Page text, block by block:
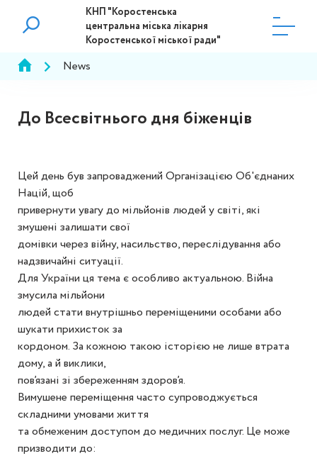
КНП "Коростенська
центральна міська лікарня
Коростенської міської ради"
News
До Всесвітнього дня біженців
Цей день був запроваджений Організацією Об'єднаних
Націй, щоб
привернути увагу до мільйонів людей у світі, які
змушені залишати свої
домівки через війну, насильство, переслідування або
надзвичайні ситуації.
Для України ця тема є особливо актуальною. Війна
змусила мільйони
людей стати внутрішньо переміщеними особами або
шукати прихисток за
кордоном. За кожною такою історією не лише втрата
дому, а й виклики,
пов’язані зі збереженням здоров’я.
Вимушене переміщення часто супроводжується
складними умовами життя
та обмеженим доступом до медичних послуг. Це може
призводити до: